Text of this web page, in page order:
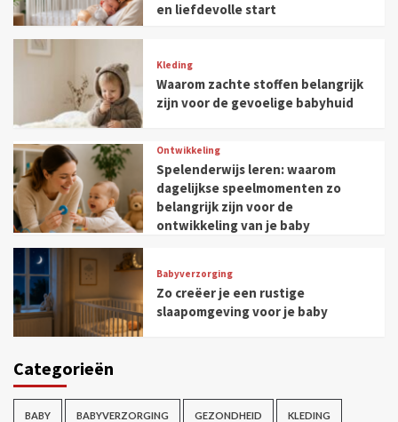
en liefdevolle start
Kleding
Waarom zachte stoffen belangrijk
zijn voor de gevoelige babyhuid
Ontwikkeling
Spelenderwijs leren: waarom
dagelijkse speelmomenten zo
belangrijk zijn voor de
ontwikkeling van je baby
Babyverzorging
Zo creëer je een rustige
slaapomgeving voor je baby
Categorieën
BABY BABYVERZORGING GEZONDHEID KLEDING